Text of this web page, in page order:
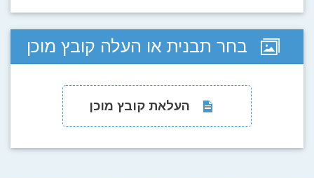
בחר תבנית או העלה קובץ מוכן
העלאת קובץ מוכן